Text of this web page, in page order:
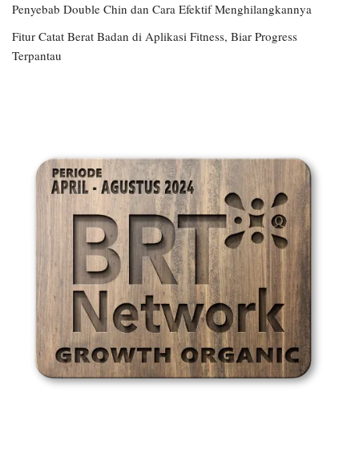
Penyebab Double Chin dan Cara Efektif Menghilangkannya
Fitur Catat Berat Badan di Aplikasi Fitness, Biar Progress
Terpantau